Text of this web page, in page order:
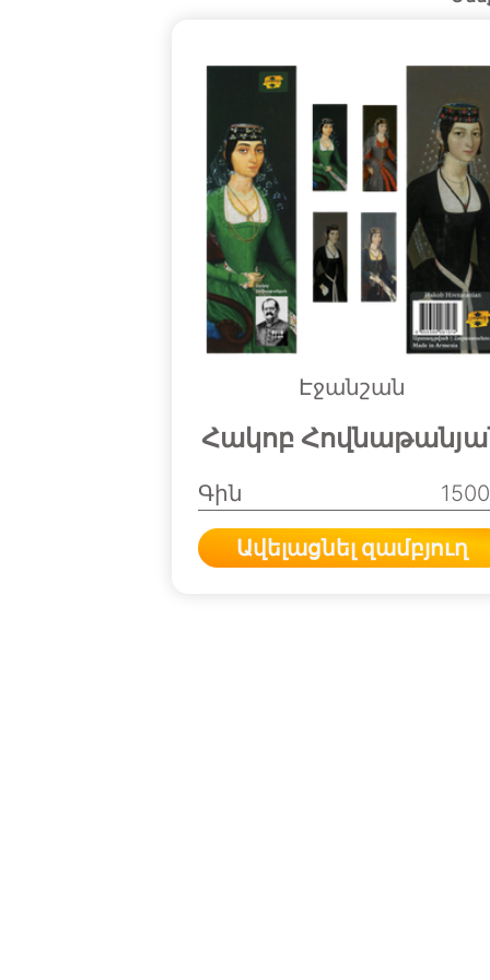
Էջանշան
Հակոբ
Գին
Ավելացնել զամբյուղ